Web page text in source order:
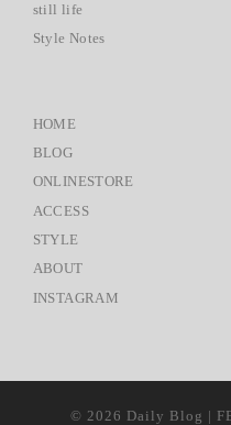
still life
Style Notes
HOME
BLOG
ONLINESTORE
ACCESS
STYLE
ABOUT
INSTAGRAM
© 2026 Daily Blog |